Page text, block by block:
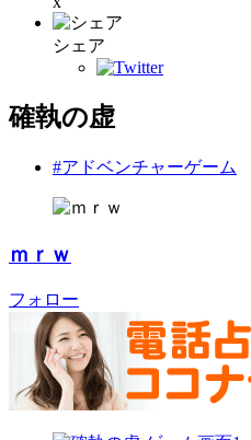
シェア
確執の虚
#アドベンチャーゲーム
ｍｒｗ
フォロー